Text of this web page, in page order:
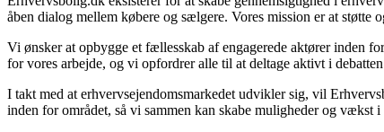
åben dialog mellem købere og sælgere. Vores mission er at støtte
Vi ønsker at opbygge et fællesskab af engagerede aktører inden
for vores arbejde, og vi opfordrer alle til at deltage aktivt i
I takt med at erhvervsejendomsmarkedet udvikler sig, vil
inden for området, så vi sammen kan skabe muligheder og vækst